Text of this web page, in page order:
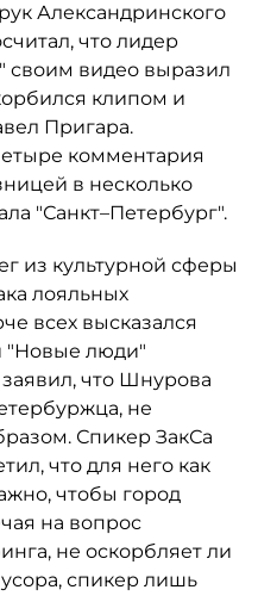
Александринского
что лидер
своим видео выразил
клипом и
Пригара.
комментария
в несколько
"Санкт–Петербург".
из культурной сферы
лояльных
всех высказался
"Новые люди"
что Шнурова
не
Спикер ЗакСа
что для него как
чтобы город
на вопрос
не оскорбляет ли
спикер лишь